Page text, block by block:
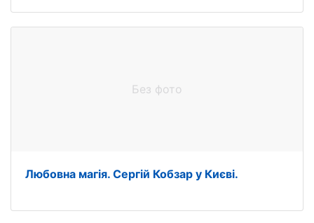
Без фото
Любовна магія. Сергій Кобзар у Києві.